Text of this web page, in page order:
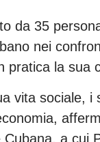
da 35
nei
pratica la sua
vita sociale,
a cui